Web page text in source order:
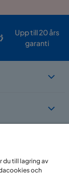
Upp till 20 års
garanti
du till lagring av
och